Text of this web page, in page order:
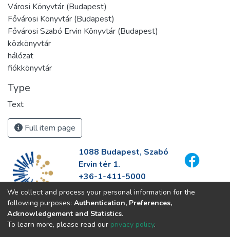
Városi Könyvtár (Budapest)
Fővárosi Könyvtár (Budapest)
Fővárosi Szabó Ervin Könyvtár (Budapest)
közkönyvtár
hálózat
fiókkönyvtár
Type
Text
Full item page
1088 Budapest, Szabó
Ervin tér 1.
+36-1-411-5000
info@fszek.hu
https://fszek.hu
We collect and process your personal information for the
following purposes: Authentication, Preferences,
Acknowledgement and Statistics.
To learn more, please read our privacy policy.